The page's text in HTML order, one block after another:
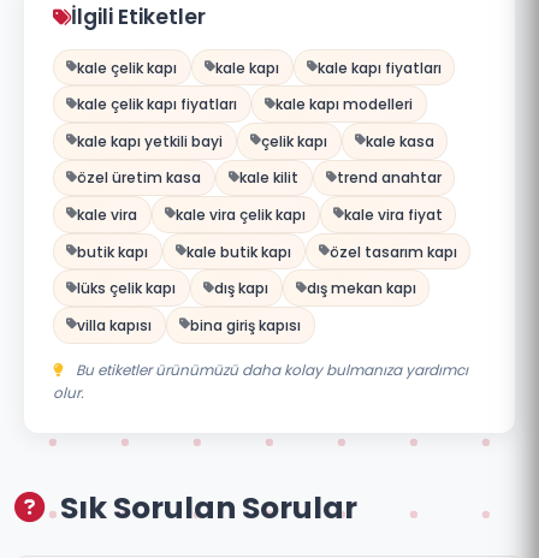
İlgili Etiketler
kale çelik kapı kale kapı
kale kapı fiyatları
kale çelik kapı fiyatları
kale kapı modelleri
kale kapı yetkili bayi
çelik kapı
kale kasa
özel üretim kasa
kale kilit
trend anahtar
kale vira
kale vira çelik kapı
kale vira fiyat
butik kapı
kale butik kapı
özel tasarım kapı
lüks çelik kapı
dış kapı
dış mekan kapı
villa kapısı
bina giriş kapısı
Bu etiketler ürünümüzü daha kolay bulmanıza yardımcı
olur.
Sık Sorulan Sorular